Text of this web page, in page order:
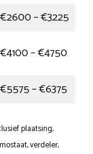
€2600 – €3225
€4100 – €4750
€5575 – €6375
plaatsing,
verdeler,